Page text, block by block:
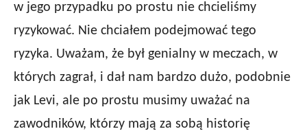
w jego przypadku po prostu nie chcieliśmy
ryzykować. Nie chciałem podejmować tego
ryzyka. Uważam, że był genialny w meczach, w
których zagrał, i dał nam bardzo dużo, podobnie
jak Levi, ale po prostu musimy uważać na
zawodników, którzy mają za sobą historię